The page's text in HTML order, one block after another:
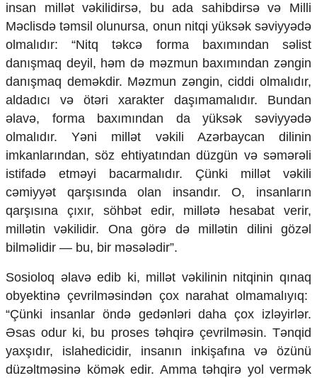
insan millət vəkilidirsə, bu ada sahibdirsə və Milli
Məclisdə təmsil olunursa, onun nitqi yüksək səviyyədə
olmalıdır: “Nitq təkcə forma baxımından səlist
danışmaq deyil, həm də məzmun baxımından zəngin
danışmaq deməkdir. Məzmun zəngin, ciddi olmalıdır,
aldadıcı və ötəri xarakter daşımamalıdır. Bundan
əlavə, forma baxımından da yüksək səviyyədə
olmalıdır. Yəni millət vəkili Azərbaycan dilinin
imkanlarından, söz ehtiyatından düzgün və səmərəli
istifadə etməyi bacarmalıdır. Çünki millət vəkili
cəmiyyət qarşısında olan insandır. O, insanların
qarşısına çıxır, söhbət edir, millətə hesabat verir,
millətin vəkilidir. Ona görə də millətin dilini gözəl
bilməlidir — bu, bir məsələdir”.
Sosioloq əlavə edib ki, millət vəkilinin nitqinin qınaq
obyektinə çevrilməsindən çox narahat olmamalıyıq:
“Çünki insanlar öndə gedənləri daha çox izləyirlər.
Əsas odur ki, bu proses təhqirə çevrilməsin. Tənqid
yaxşıdır, islahedicidir, insanın inkişafına və özünü
düzəltməsinə kömək edir. Amma təhqirə yol vermək